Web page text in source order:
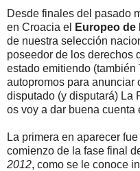
Desde finales del pasado
en Croacia el
Europeo de
de nuestra selección
poseedor de los derechos
estado emitiendo
autopromos para anunciar
disputado (y disputará) La
os voy a dar buena cuenta
La primera en aparecer
comienzo de la fase final
2012, como se le conoce